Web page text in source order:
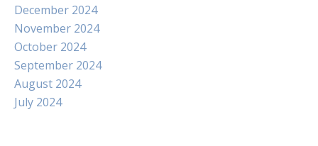
December 2024
November 2024
October 2024
September 2024
August 2024
July 2024